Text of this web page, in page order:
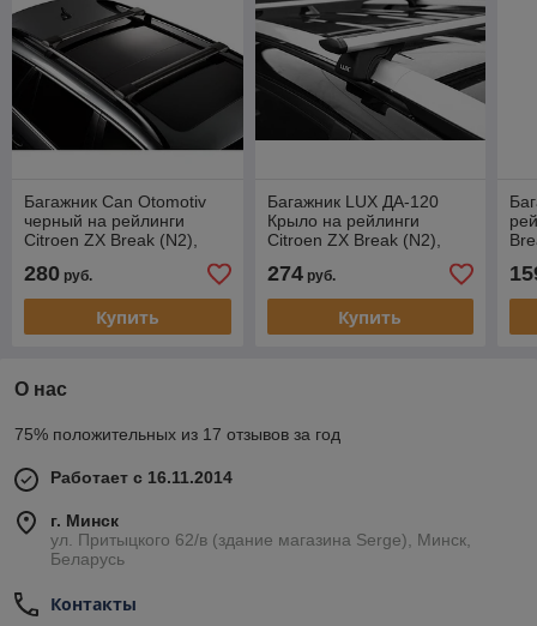
Багажник Can Otomotiv
черный на рейлинги
Citroen ZX Break (N2),
280 руб.
Купить
Багажник LUX ДА-120
Крыло на рейлинги
Citroen ZX Break (N2),
274руб.
Купить
О нас
75% положительных из 17 отзывов за год
Работает с 16.11.2014
г. Минск
ул. Притыцкого 62/в (здание магазина Serge), Минск,
Беларусь
Контакты